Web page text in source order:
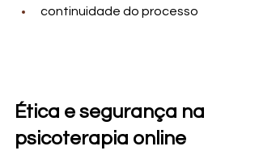
continuidade do processo
Ética e segurança na
psicoterapia online